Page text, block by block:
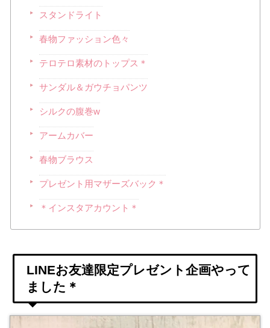
スタンドライト
春物ファッション色々
テロテロ素材のトップス＊
サンダル＆ガウチョパンツ
シルクの腹巻w
アームカバー
春物ブラウス
プレゼント用マザーズバック＊
＊インスタアカウント＊
LINEお友達限定プレゼント企画やって
ました＊